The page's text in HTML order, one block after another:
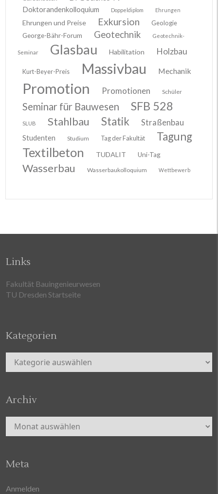
Doktorandenkolloquium
Doppeldiplom Ehrungen
Ehrungen und Preise Exkursion
Geologie
George-Bähr-Forum
Geotechnik Geotechnik-
Seminar Glasbau Habilitation Holzbau
Kurt-Beyer-Preis Massivbau Mechanik
Promotion Promotionen Schüler
Seminar für Bauwesen SFB 528
SLUB Stahlbau Statik Straßenbau
Studenten Studium Tag der Fakultät Tagung
Textilbeton TUDALIT Uni-Tag
Wasserbau Wasserbaukolloquium Wettbewerb
Links
Fakultät Bauingenieurwesen
TU Dresden Startseite
Kategorien
Kategorien
Archiv
Archiv
Meta
Anmelden